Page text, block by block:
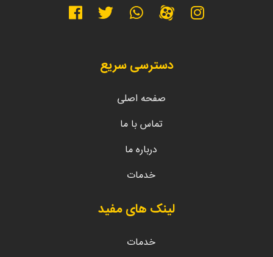
دسترسی سریع
صفحه اصلی
تماس با ما
درباره ما
خدمات
لینک های مفید
خدمات